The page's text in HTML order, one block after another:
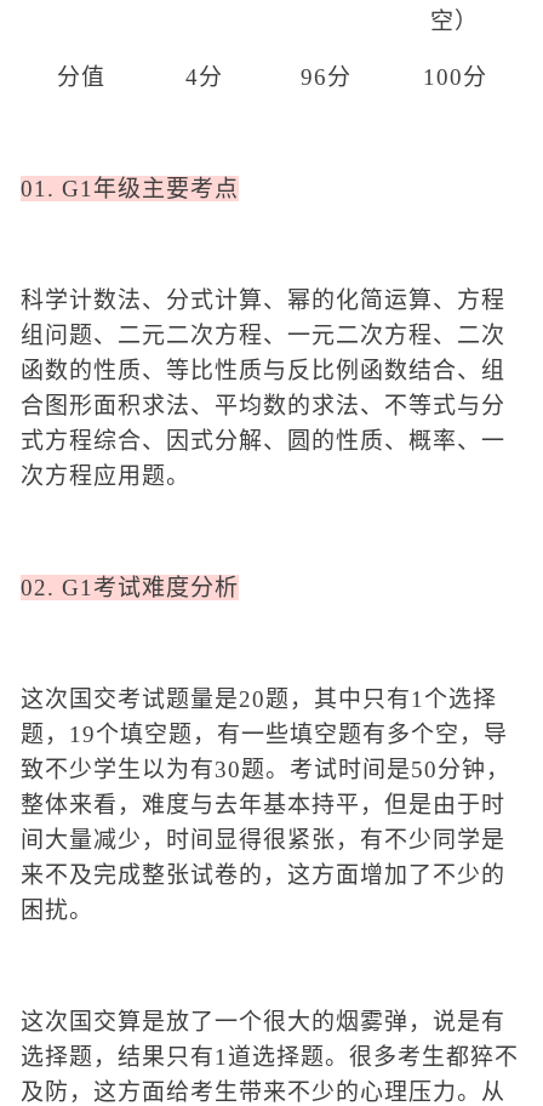
空）
分值 4分 96分 100分
01. G1年级主要考点
科学计数法、分式计算、幂的化简运算、方程
组问题、二元二次方程、一元二次方程、二次
函数的性质、等比性质与反比例函数结合、组
合图形面积求法、平均数的求法、不等式与分
式方程综合、因式分解、圆的性质、概率、一
次方程应用题。
02. G1考试难度分析
这次国交考试题量是20题，其中只有1个选择
题，19个填空题，有一些填空题有多个空，导
致不少学生以为有30题。考试时间是50分钟，
整体来看，难度与去年基本持平， 但是由于时
间大量减少，时间显得很紧张，有不少同学是
来不及完成整张试卷的，这方面增加了不少的
困扰。
这次国交算是放了一个很大的烟雾弹，说是有
选择题，结果只有1道选择题。很多考生都猝不
及防，这方面给考生带来不少的心理压力。从